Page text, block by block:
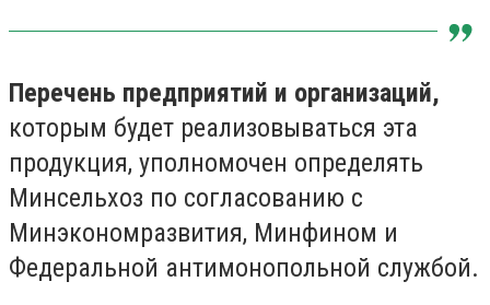
Перечень предприятий и организаций,
которым будет реализовываться эта
продукция, уполномочен определять
Минсельхоз по согласованию с
Минэкономразвития, Минфином и
Федеральной антимонопольной службой.